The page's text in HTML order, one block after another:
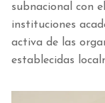
subnacional con
instituciones
activa de las
establecidas